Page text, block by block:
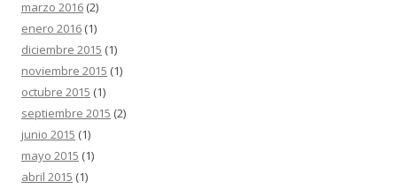
marzo 2016 (2)
enero 2016 (1)
diciembre 2015 (1)
noviembre 2015 (1)
octubre 2015 (1)
septiembre 2015 (2)
junio 2015 (1)
mayo 2015 (1)
abril 2015 (1)